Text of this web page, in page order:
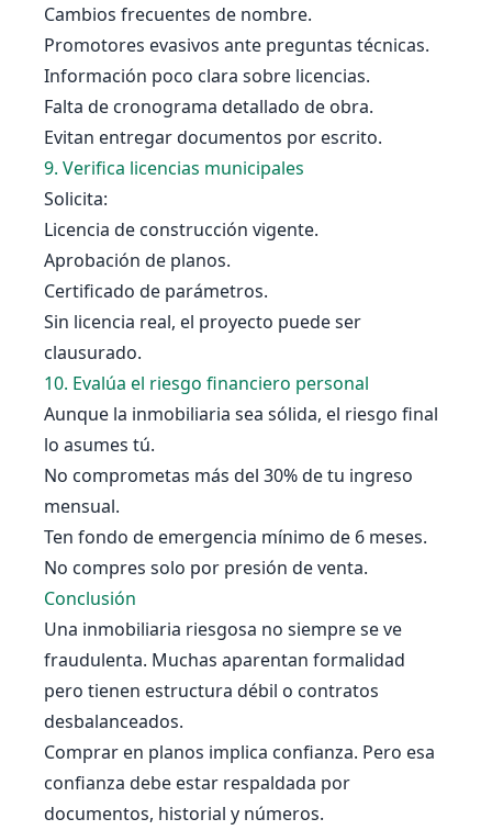
Cambios frecuentes de nombre.
Promotores evasivos ante preguntas técnicas.
Información poco clara sobre licencias.
Falta de cronograma detallado de obra.
Evitan entregar documentos por escrito.
9. Verifica licencias municipales
Solicita:
Licencia de construcción vigente.
Aprobación de planos.
Certificado de parámetros.
Sin licencia real, el proyecto puede ser
clausurado.
10. Evalúa el riesgo financiero personal
Aunque la inmobiliaria sea sólida, el riesgo final
lo asumes tú.
No comprometas más del 30% de tu ingreso
mensual.
Ten fondo de emergencia mínimo de 6 meses.
No compres solo por presión de venta.
Conclusión
Una inmobiliaria riesgosa no siempre se ve
fraudulenta. Muchas aparentan formalidad
pero tienen estructura débil o contratos
desbalanceados.
Comprar en planos implica confianza. Pero esa
confianza debe estar respaldada por
documentos, historial y números.